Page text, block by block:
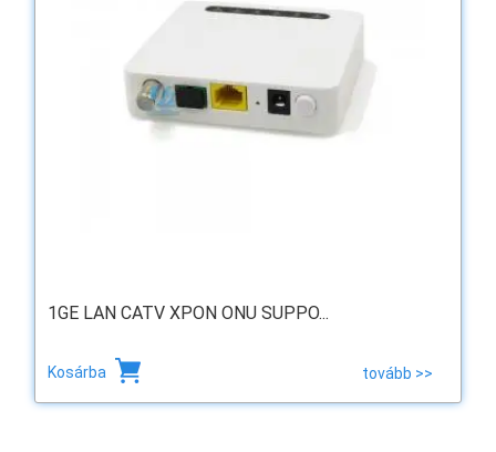
1GE LAN CATV XPON ONU SUPPO...
Kosárba tovább >>